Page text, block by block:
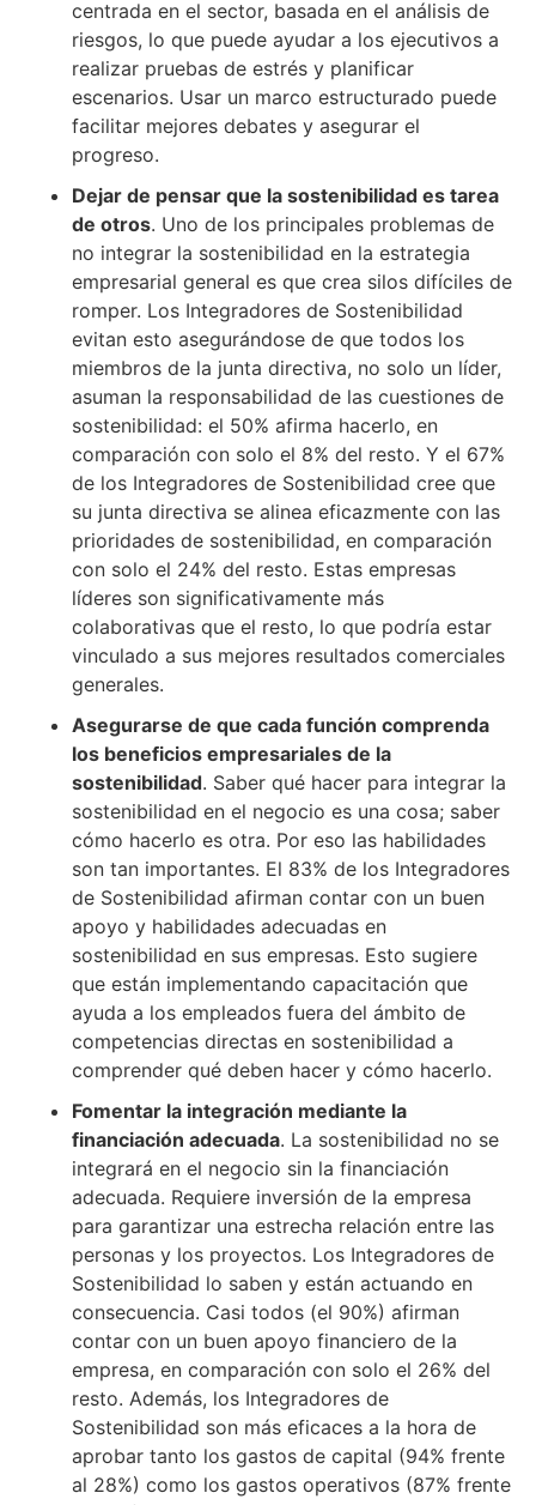
centrada en el sector, basada en el análisis de
riesgos, lo que puede ayudar a los ejecutivos a
realizar pruebas de estrés y planificar
escenarios. Usar un marco estructurado puede
facilitar mejores debates y asegurar el
progreso.
Dejar de pensar que la sostenibilidad es tarea
de otros. Uno de los principales problemas de
no integrar la sostenibilidad en la estrategia
empresarial general es que crea silos difíciles de
romper. Los Integradores de Sostenibilidad
evitan esto asegurándose de que todos los
miembros de la junta directiva, no solo un líder,
asuman la responsabilidad de las cuestiones de
sostenibilidad: el 50% afirma hacerlo, en
comparación con solo el 8% del resto. Y el 67%
de los Integradores de Sostenibilidad cree que
su junta directiva se alinea eficazmente con las
prioridades de sostenibilidad, en comparación
con solo el 24% del resto. Estas empresas
líderes son significativamente más
colaborativas que el resto, lo que podría estar
vinculado a sus mejores resultados comerciales
generales.
Asegurarse de que cada función comprenda
los beneficios empresariales de la
sostenibilidad. Saber qué hacer para integrar la
sostenibilidad en el negocio es una cosa; saber
cómo hacerlo es otra. Por eso las habilidades
son tan importantes. El 83% de los Integradores
de Sostenibilidad afirman contar con un buen
apoyo y habilidades adecuadas en
sostenibilidad en sus empresas. Esto sugiere
que están implementando capacitación que
ayuda a los empleados fuera del ámbito de
competencias directas en sostenibilidad a
comprender qué deben hacer y cómo hacerlo.
Fomentar la integración mediante la
financiación adecuada. La sostenibilidad no se
integrará en el negocio sin la financiación
adecuada. Requiere inversión de la empresa
para garantizar una estrecha relación entre las
personas y los proyectos. Los Integradores de
Sostenibilidad lo saben y están actuando en
consecuencia. Casi todos (el 90%) afirman
contar con un buen apoyo financiero de la
empresa, en comparación con solo el 26% del
resto. Además, los Integradores de
Sostenibilidad son más eficaces a la hora de
aprobar tanto los gastos de capital (94% frente
al 28%) como los gastos operativos (87% frente